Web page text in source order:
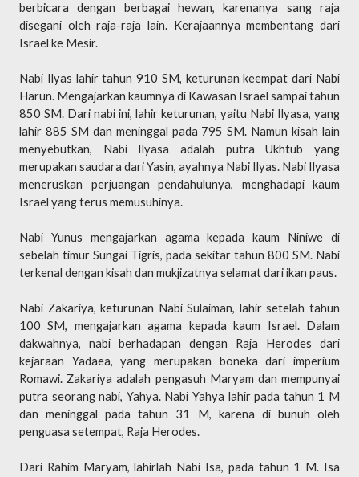
berbicara dengan berbagai hewan, karenanya sang raja
disegani oleh raja-raja lain. Kerajaannya membentang dari
Israel ke Mesir.
Nabi Ilyas lahir tahun 910 SM, keturunan keempat dari Nabi
Harun. Mengajarkan kaumnya di Kawasan Israel sampai tahun
850 SM. Dari nabi ini, lahir keturunan, yaitu Nabi Ilyasa, yang
lahir 885 SM dan meninggal pada 795 SM. Namun kisah lain
menyebutkan, Nabi Ilyasa adalah putra Ukhtub yang
merupakan saudara dari Yasin, ayahnya Nabi Ilyas. Nabi Ilyasa
meneruskan perjuangan pendahulunya, menghadapi kaum
Israel yang terus memusuhinya.
Nabi Yunus mengajarkan agama kepada kaum Niniwe di
sebelah timur Sungai Tigris, pada sekitar tahun 800 SM. Nabi
terkenal dengan kisah dan mukjizatnya selamat dari ikan paus.
Nabi Zakariya, keturunan Nabi Sulaiman, lahir setelah tahun
100 SM, mengajarkan agama kepada kaum Israel. Dalam
dakwahnya, nabi berhadapan dengan Raja Herodes dari
kejaraan Yadaea, yang merupakan boneka dari imperium
Romawi. Zakariya adalah pengasuh Maryam dan mempunyai
putra seorang nabi, Yahya. Nabi Yahya lahir pada tahun 1 M
dan meninggal pada tahun 31 M, karena di bunuh oleh
penguasa setempat, Raja Herodes.
Dari Rahim Maryam, lahirlah Nabi Isa, pada tahun 1 M. Isa